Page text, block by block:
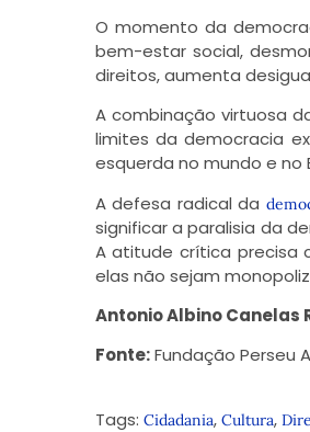
O momento da
bem-estar social,
direitos, aumenta
A combinação virtuosa
limites da democracia
esquerda no mundo e no
A defesa radical da
significar a paralisia da
A atitude crítica precisa
elas não sejam
Antonio Albino Canelas
Fonte:Fundação Perseu
Tags: Cidadania, Cultura,